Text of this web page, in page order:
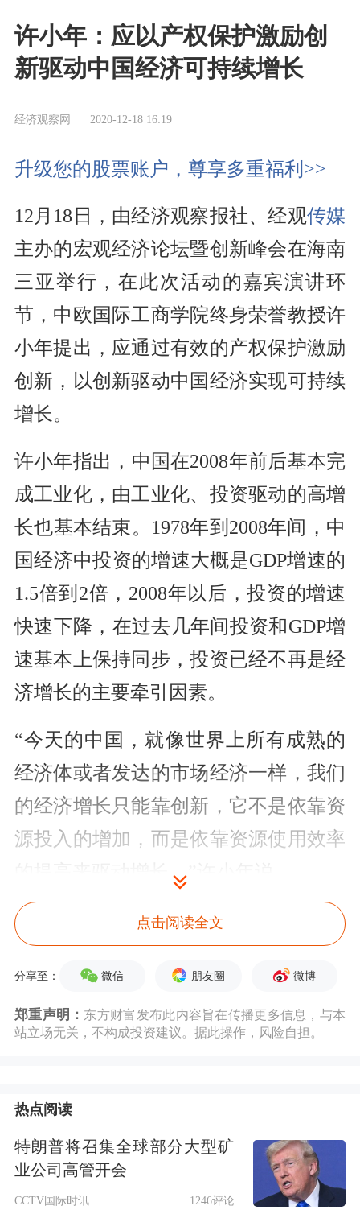
许小年：应以产权保护激励创
新驱动中国经济可持续增长
经济观察网 2020-12-18 16:19
升级您的股票账户，尊享多重福利>>
12月18日，由经济观察报社、经观传媒
主办的宏观经济论坛暨创新峰会在海南
三亚举行，在此次活动的嘉宾演讲环
节，中欧国际工商学院终身荣誉教授许
小年提出，应通过有效的产权保护激励
创新，以创新驱动中国经济实现可持续
增长。
许小年指出，中国在2008年前后基本完
成工业化，由工业化、投资驱动的高增
长也基本结束。1978年到2008年间，中
国经济中投资的增速大概是GDP增速的
1.5倍到2倍，2008年以后，投资的增速
快速下降，在过去几年间投资和GDP增
速基本上保持同步，投资已经不再是经
济增长的主要牵引因素。
“今天的中国，就像世界上所有成熟的
经济体或者发达的市场经济一样，我们
的经济增长只能靠创新，它不是依靠资
源投入的增加，而是依靠资源使用效率
的提高来驱动增长。”许小年说。
这位知名经济学者指出，所谓创新是广
义的创新，不仅仅包括硬科技，产品的
创新、服务的创新、工艺的创新，也包
括商业模式的创新、管理的创新等等，
定性和高风险，因此也一定需要高回报
来匹配，从而为创新者提供强大的激
点击阅读全文
分享至： 微信 朋友圈 微博
郑重声明： 东方财富发布此内容旨在传播更多信息，与本
站立场无关，不构成投资建议。据此操作，风险自担。
热点阅读
特朗普将召集全球部分大型矿
业公司高管开会
CCTV国际时讯 1246评论